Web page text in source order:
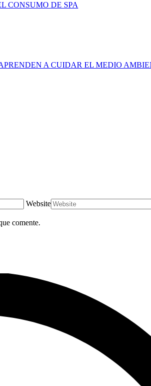
CONSUMO DE SPA
A CUIDAR EL MEDIO
Website
comente.